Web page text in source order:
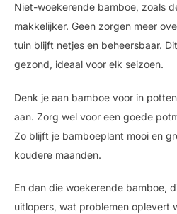
Niet-woekerende bamboe, zoals
makkelijker. Geen zorgen meer
tuin blijft netjes en beheersbaar.
gezond, ideaal voor elk seizoen.
Denk je aan bamboe voor in
aan. Zorg wel voor een goede
Zo blijft je bamboeplant mooi en
koudere maanden.
En dan die woekerende bamboe,
uitlopers, wat problemen oplevert